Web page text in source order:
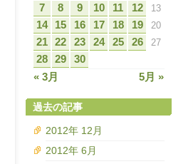
« 3月 5月 »
7
8 9 10 11 12 13
14 15 16 17 18 19 20
21 22 23 24 25 26 27
28 29 30
過去の記事
2012年 12月
2012年 6月